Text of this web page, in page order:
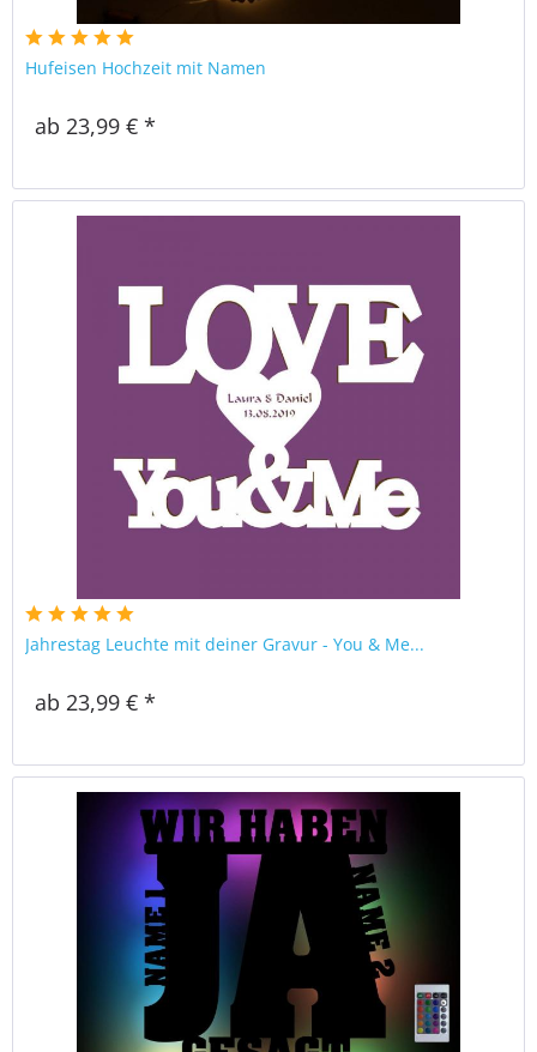
Hufeisen Hochzeit mit Namen
ab 23,99 € *
Jahrestag Leuchte mit deiner Gravur - You & Me...
ab 23,99 € *